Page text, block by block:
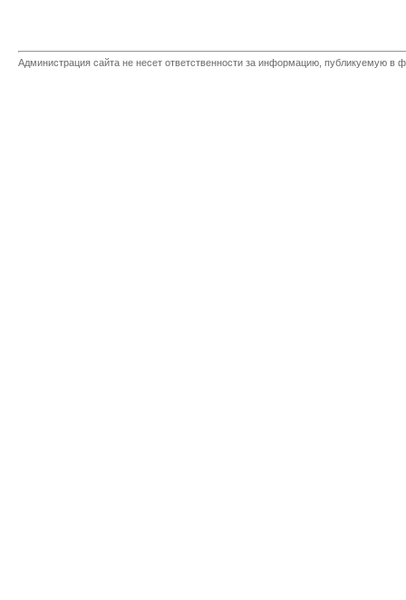
Администрация сайта не несет ответственности за информацию, публикуемую